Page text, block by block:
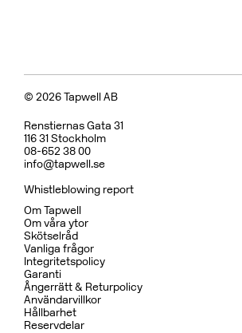
© 2026 Tapwell AB
Renstiernas Gata 31
116 31 Stockholm
08-652 38 00
info@tapwell.se
Whistleblowing report
Om Tapwell
Om våra ytor
Skötselråd
Vanliga frågor
Integritetspolicy
Garanti
Ångerrätt & Returpolicy
Användarvillkor
Hållbarhet
Reservdelar